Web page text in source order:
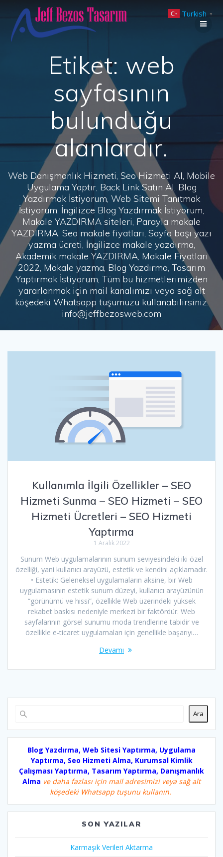
to
Etiket: web
sayfasının
bulunduğu
alanlardır.
Web Danışmanlık Hizmeti, Seo Hizmeti Al, Mobile
Uygulama Yaptır, Back Link Satın Al, Blog
Yazdırmak İstiyorum, Web Sitemi Tanıtmak
İstiyorum, İngilizce Blog Yazdırmak İstiyorum,
Makale YAZDIRMA siteleri, Parayla makale
YAZDIRMA, Seo makale fiyatları, Sayfa başı yazı
yazma ücreti, İngilizce makale yazdırma,
Akademik makale YAZDIRMA, Makale Fiyatları
2022, Makale yazma, Blog Yazdırma, Tasarım
Yaptırmak İstiyorum, Tüm bu hizmetlerimizden
yararlanmak için mail kanalımızı veya sağ alt
köşedeki Whatsapp tuşumuzu kullanabilirsiniz.
info@jeffbezosweb.com
Kullanımla İlgili Özellikler – SEO
Hizmeti Sunma – SEO Hizmeti – SEO
Hizmeti Ücretleri – SEO Hizmeti
Yaptırma
1 Aralık 2022
Sunum Web uygulamalarının sunum seviyesindeki iki özel
özelliği, yani kullanıcı arayüzü, estetik ve kendini açıklamadır.
• Estetik: Geleneksel uygulamaların aksine, bir Web
uygulamasının estetik sunum düzeyi, kullanıcı arayüzünün
“görünümü ve hissi”, özellikle Web üzerindeki yüksek
rekabet baskısı nedeniyle merkezi bir faktördür. Web
sayfalarının görsel sunumu moda trendlerine tabidir ve
özellikle e-ticaret uygulamaları için genellikle başarıyı…
Devamı
Ara
Blog Yazdırma, Web Sitesi Yaptırma, Uygulama
Yaptırma, Seo Hizmeti Alma, Kurumsal Kimlik
Çalışması Yaptırma, Tasarım Yaptırma, Danışmanlık
Alma ve daha fazlası için mail adresimizi veya sağ alt
köşedeki Whatsapp tuşunu kullanın.
SON YAZILAR
Karmaşık Verileri Aktarma
Turkish ▼